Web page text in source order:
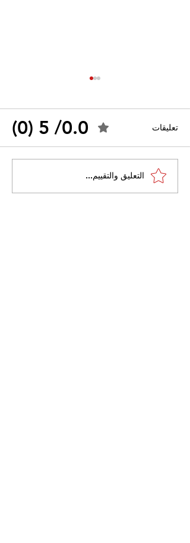
القضاء الإداري يقضي بحل
نقابة "كنابست"
تعليقات 0.0/ 5 (0)
التعليق والتقييم...